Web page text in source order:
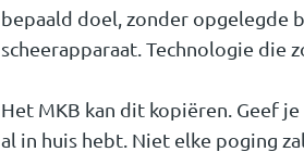
bepaald doel, zonder opgelegde
scheerapparaat. Technologie die
Het MKB kan dit kopiëren. Geef
al in huis hebt. Niet elke poging